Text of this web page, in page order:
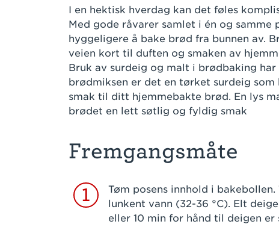
I en hektisk hverdag kan det føles
Med gode råvarer samlet i én og samme
hyggeligere å bake brød fra bunnen av.
veien kort til duften og smaken av
Bruk av surdeig og malt i brødbaking
brødmiksen er det en tørket surdeig
smak til ditt hjemmebakte brød. En lys
brødet en lett søtlig og fyldig smak
Fremgangsmåte
1
Tøm posens innhold i
lunkent vann (32-36 °C). Elt
eller 10 min for hånd til deigen er